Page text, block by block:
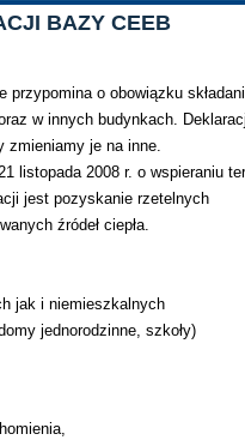
BAZY CEEB
o obowiązku
w innych budynkach.
zmieniamy je na inne.
listopada 2008 r. o wspieraniu
jest pozyskanie rzetelnych
źródeł ciepła.
jak i niemieszkalnych
jednorodzinne, szkoły)